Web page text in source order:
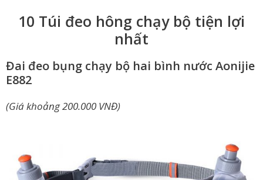
10 Túi đeo hông chạy bộ tiện lợi
nhất
Đai đeo bụng chạy bộ hai bình nước Aonijie
E882
(Giá khoảng 200.000 VNĐ)